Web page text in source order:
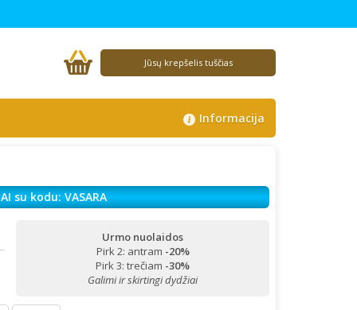
Jūsų krepšelis tuščias
Informacija
su kodu: VASARA
Urmo nuolaidos
Pirk 2: antram -20%
Pirk 3: trečiam -30%
Galimi ir skirtingi dydžiai